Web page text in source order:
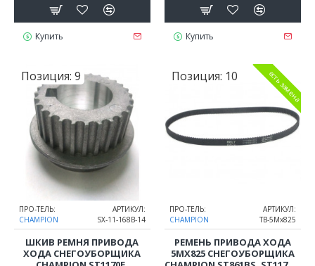
Купить Купить
Позиция: 9
ПРО-ТЕЛЬ:
CHAMPION
АРТИКУЛ:
SX-11-168B-14
ШКИВ РЕМНЯ ПРИВОДА
ХОДА СНЕГОУБОРЩИКА
Позиция: 10 есть замена
ПРО-ТЕЛЬ:
CHAMPION
АРТИКУЛ:
TB-5Mx825
РЕМЕНЬ ПРИВОДА ХОДА
5МХ825 СНЕГОУБОРЩИКА